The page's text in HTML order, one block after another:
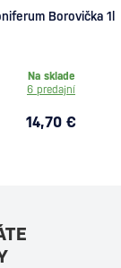
Borovička 1l
Na sklade
6 predajní
14,70 €